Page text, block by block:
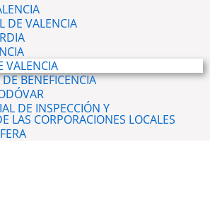
DE VALENCIA
VALENCIA
BENEFICENCIA
DE INSPECCIÓN Y
LAS CORPORACIONES LOCALES